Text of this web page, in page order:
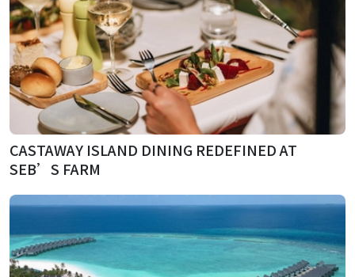
CASTAWAY ISLAND DINING REDEFINED AT
SEB’S FARM